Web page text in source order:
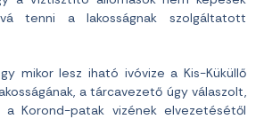
tenni a lakosságnak szolgáltatott
mikor lesz iható ivóvize a Kis-Küküllő
a tárcavezető úgy válaszolt,
Korond-patak vizének elvezetésétől